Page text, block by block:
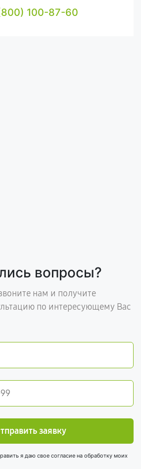
100-87-60
вопросы?
нам и получите
по интересующему Вас
заявку
я даю свое согласие на обработку моих